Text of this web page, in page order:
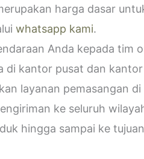
harga dasar
whatsapp kami.
Anda kepada tim
di kantor pusat dan
layanan pemasangan
ke seluruh
hingga sampai ke